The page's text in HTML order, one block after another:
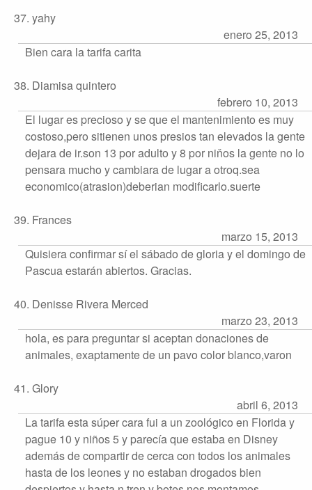
37. yahy
enero 25, 2013
Bien cara la tarifa carita
38. Diamisa quintero
febrero 10, 2013
El lugar es precioso y se que el mantenimiento es muy
costoso,pero sitienen unos presios tan elevados la gente
dejara de ir.son 13 por adulto y 8 por niňos la gente no lo
pensara mucho y cambiara de lugar a otroq.sea
economico(atrasion)deberian modificarlo.suerte
39. Frances
marzo 15, 2013
Quisiera confirmar sí el sábado de gloria y el domingo de
Pascua estarán abiertos. Gracias.
40. Denisse Rivera Merced
marzo 23, 2013
hola, es para preguntar si aceptan donaciones de
animales, exaptamente de un pavo color blanco,varon
41. Glory
abril 6, 2013
La tarifa esta súper cara fui a un zoológico en Florida y
pague 10 y niños 5 y parecía que estaba en Disney
además de compartir de cerca con todos los animales
hasta de los leones y no estaban drogados bien